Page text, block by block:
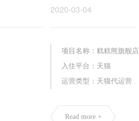
2020-03-04
项目名称：糕糕熊旗舰店
入住平台：天猫
运营类型：天猫代运营
Read more +